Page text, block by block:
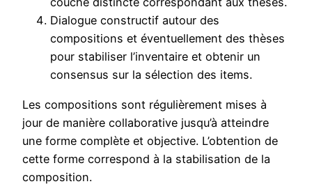
Dialogue constructif autour des
compositions et éventuellement des thèses
pour stabiliser l’inventaire et obtenir un
consensus sur la sélection des items.
Les compositions sont régulièrement mises à
jour de manière collaborative jusqu’à atteindre
une forme complète et objective. L’obtention de
cette forme correspond à la stabilisation de la
composition.